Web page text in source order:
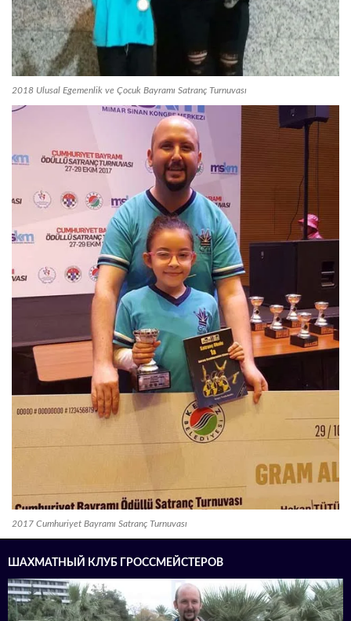
2018 Ulusal Egemenlik ve Çocuk Bayramı Satranç Turnuvası
2017 Cumhuriyet Bayramı Satranç Turnuvası
ШАХМАТНЫЙ КЛУБ ГРОССМЕЙСТЕРОВ